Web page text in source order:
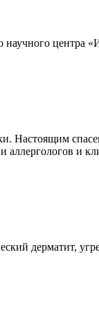
научного
Настоящим
аллергологов и
дерматит,